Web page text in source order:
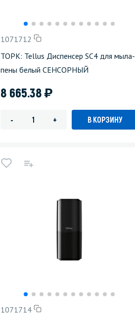
1071712
ТОРК: Tellus Диспенсер SC4 для мыла-
пены белый СЕНСОРНЫЙ
8 665.38)
- + В КОРЗИНУ
1071714